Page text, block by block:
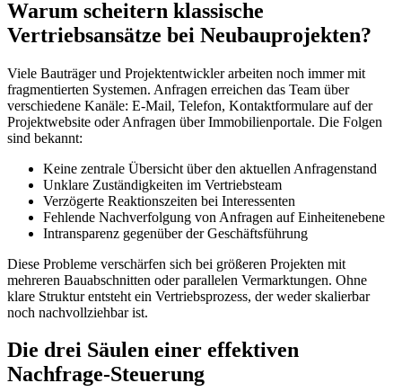
Warum scheitern klassische
Vertriebsansätze bei Neubauprojekten?
Viele Bauträger und Projektentwickler arbeiten noch immer mit
fragmentierten Systemen. Anfragen erreichen das Team über
verschiedene Kanäle: E-Mail, Telefon, Kontaktformulare auf der
Projektwebsite oder Anfragen über Immobilienportale. Die Folgen
sind bekannt:
Keine zentrale Übersicht über den aktuellen Anfragenstand
Unklare Zuständigkeiten im Vertriebsteam
Verzögerte Reaktionszeiten bei Interessenten
Fehlende Nachverfolgung von Anfragen auf Einheitenebene
Intransparenz gegenüber der Geschäftsführung
Diese Probleme verschärfen sich bei größeren Projekten mit
mehreren Bauabschnitten oder parallelen Vermarktungen. Ohne
klare Struktur entsteht ein Vertriebsprozess, der weder skalierbar
noch nachvollziehbar ist.
Die drei Säulen einer effektiven
Nachfrage-Steuerung